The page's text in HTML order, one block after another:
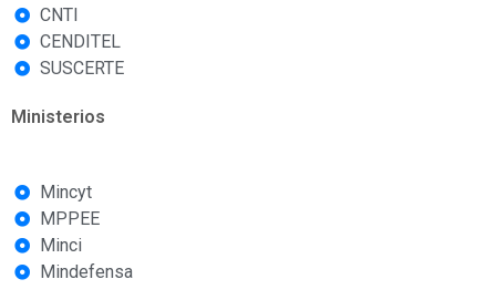
CNTI
CENDITEL
SUSCERTE
Ministerios
Mincyt
MPPEE
Minci
Mindefensa